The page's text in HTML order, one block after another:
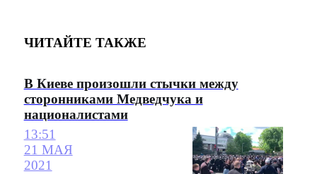
ЧИТАЙТЕ ТАКЖЕ
В Киеве произошли стычки между
сторонниками Медведчука и
националистами
13:51
21 МАЯ
2021